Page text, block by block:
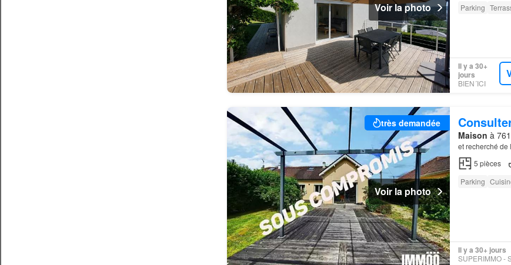
Voir la photo
Parking
Il y a 30+
jours
BIEN´ICI
très demandée
Voir la photo
Maison à
et recherché de
5 pièces
Parking
Il y a 30+ jours